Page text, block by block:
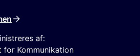
af:
for Kommunikation